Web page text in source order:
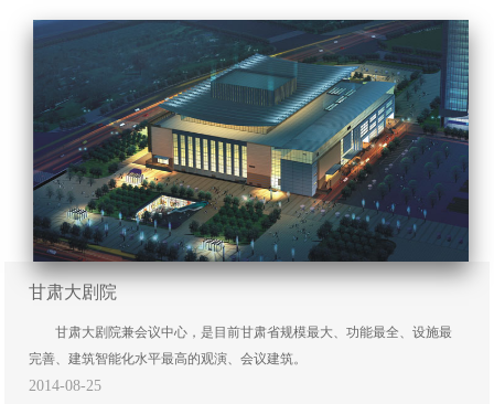
甘肃大剧院
甘肃大剧院兼会议中心，是目前甘肃省规模最大、功能最全、设施最
完善、建筑智能化水平最高的观演、会议建筑。
2014-08-25